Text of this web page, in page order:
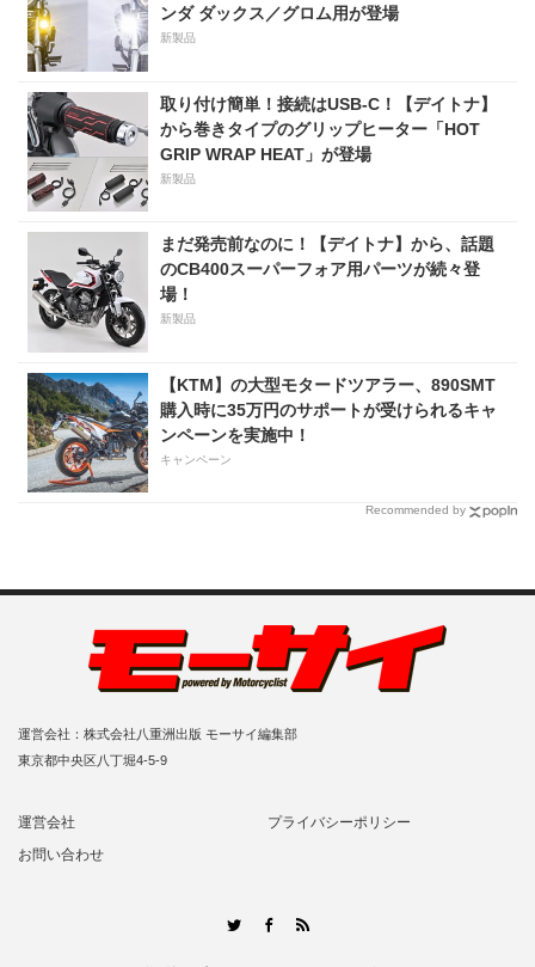
ンダ ダックス／グロム用が登場
新製品
取り付け簡単！接続はUSB-C！【デイトナ】
から巻きタイプのグリップヒーター「HOT
GRIP WRAP HEAT」が登場
新製品
まだ発売前なのに！【デイトナ】から、話題
のCB400スーパーフォア用パーツが続々登
場！
新製品
【KTM】の大型モタードツアラー、890SMT
購入時に35万円のサポートが受けられるキャ
ンペーンを実施中！
キャンペーン
Recommended by
運営会社：株式会社八重洲出版 モーサイ編集部
東京都中央区八丁堀4-5-9
運営会社
プライバシーポリシー
お問い合わせ
TwitterFacebook